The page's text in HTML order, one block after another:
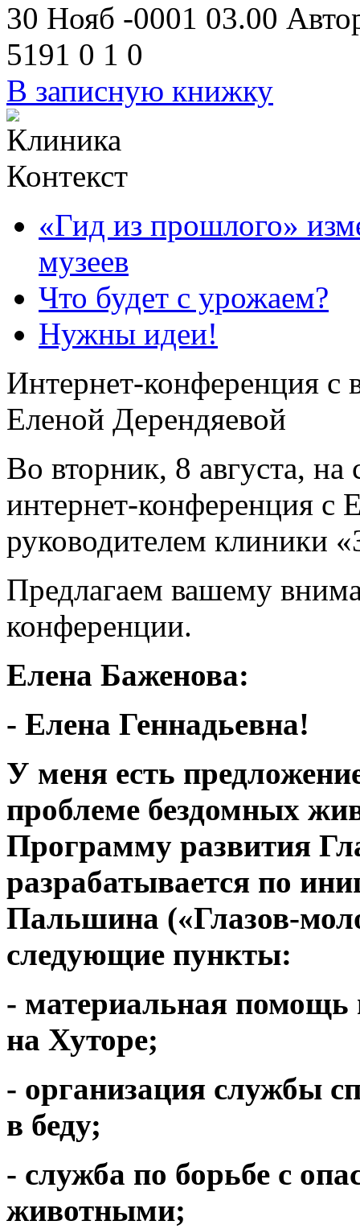
30 Нояб -0001 03.00
5191 0 1 0
В записную книжку
Контекст
«Гид из прошлого»
музеев
Что будет с урожаем?
Нужны идеи!
Интернет-конференция с
Еленой Дерендяевой
Во вторник, 8 августа, на
интернет-конференция с
руководителем клиники
Предлагаем вашему
конференции.
Елена Баженова:
- Елена Геннадьевна!
У меня есть
проблеме бездомных
Программу развития
разрабатывается по
Пальшина («Глазов-
следующие пункты:
- материальная
на Хуторе;
- организация службы
в беду;
- служба по борьбе с
животными;